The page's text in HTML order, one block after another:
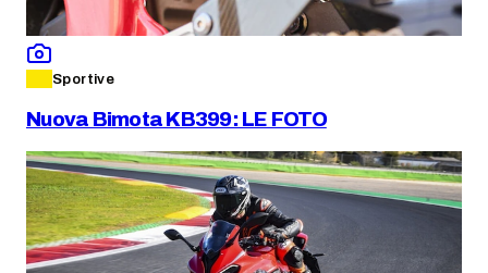
Sportive
Nuova Bimota KB399: LE FOTO